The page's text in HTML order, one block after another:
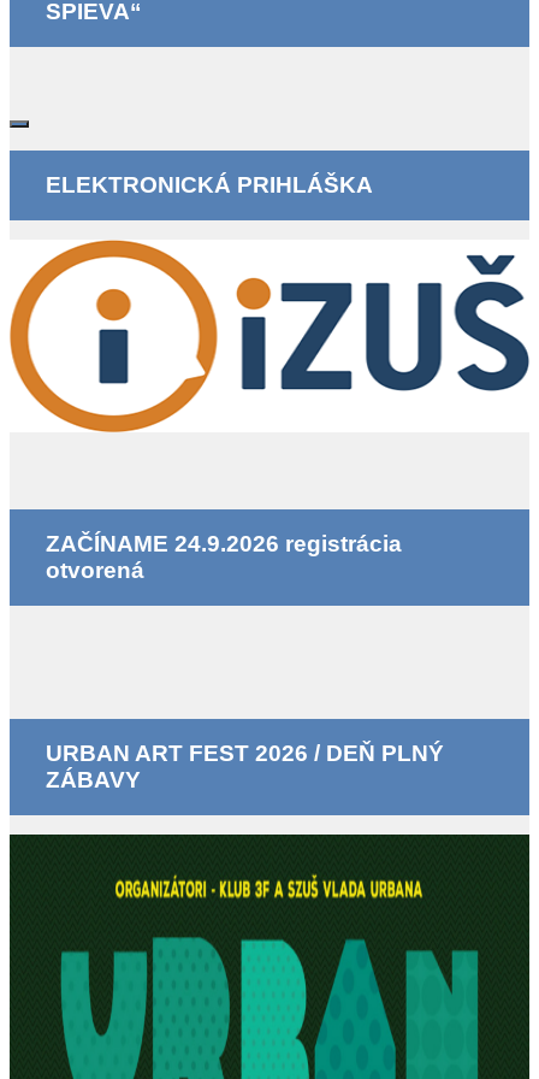
SPIEVA“
ELEKTRONICKÁ PRIHLÁŠKA
ZAČÍNAME 24.9.2026 registrácia
otvorená
URBAN ART FEST 2026 / DEŇ PLNÝ
ZÁBAVY